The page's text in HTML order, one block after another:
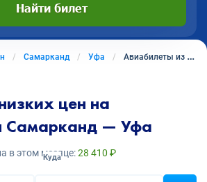
Найти билет
Самарканд Уфа Авиабилеты из Самарканда в Уфу
цен на
Самарканд — Уфа
в этом месяце:28 410 ₽
Куда